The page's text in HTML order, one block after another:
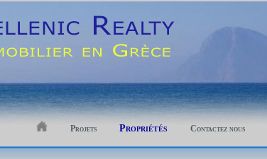
Projets Propriétés Contactez nous